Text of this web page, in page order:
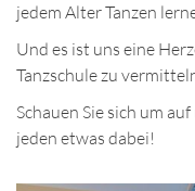
jedem Alter Tanzen
Und es ist uns eine
Tanzschule zu
Schauen Sie sich um
jeden etwas dabei!